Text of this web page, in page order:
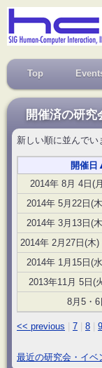
Top
開催済の研究
新しい順に並んで
開催日
2014年 8月 4日(
2014年 5月22日(
2014年 3月13日(
2014年 2月27日(木
2014年 1月15日(
2013年11月 5日(
8月5・6
<< previous 7 8 9
最近の研究会・イベ